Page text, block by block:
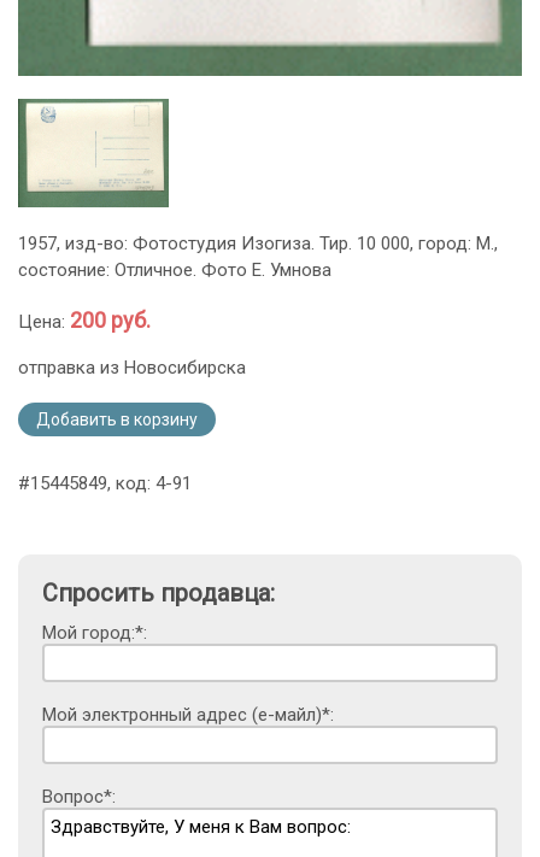
1957, изд-во: Фотостудия Изогиза. Тир. 10 000, город: М.,
состояние: Отличное. Фото Е. Умнова
Цена: 200 руб.
отправка из Новосибирска
Добавить в корзину
#15445849, код: 4-91
Спросить продавца:
Мой город:*:
Мой электронный адрес (е-майл)*:
Вопрос*: